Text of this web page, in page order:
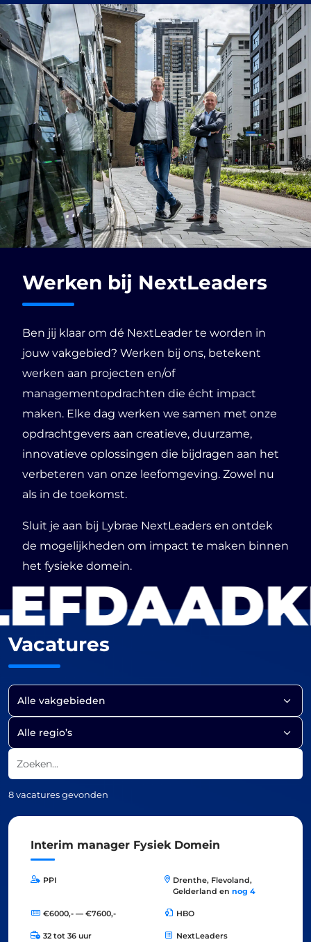
Werken bij NextLeaders
Ben jij klaar om dé NextLeader te worden in
jouw vakgebied? Werken bij ons, betekent
werken aan projecten en/of
managementopdrachten die écht impact
maken. Elke dag werken we samen met onze
opdrachtgevers aan creatieve, duurzame,
innovatieve oplossingen die bijdragen aan het
verbeteren van onze leefomgeving. Zowel nu
als in de toekomst.
Sluit je aan bij Lybrae NextLeaders en ontdek
de mogelijkheden om impact te maken binnen
het fysieke domein.
Vacatures
Filter op vakgebied
Filter op regio
Zoeken
8 vacatures gevonden
Interim manager Fysiek Domein
PPI
Drenthe, Flevoland,
Gelderland ennog 4
€6000,- — €7600,- HBO
32 tot 36 uur NextLeaders